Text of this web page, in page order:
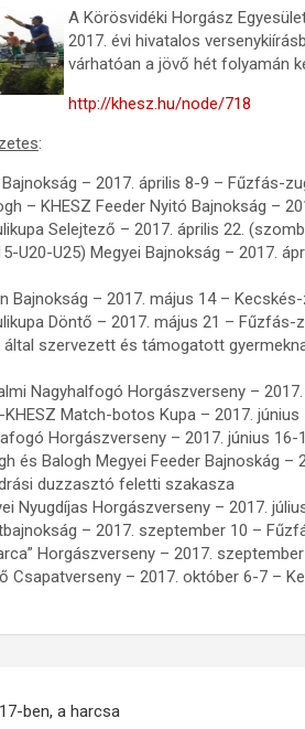
A Körösvidéki Horgász
2017. évi hivatalos
várhatóan a jövő hét folyamán
http://khesz.hu/node/718
:
Bajnokság – 2017. április 8-9 – Fűzfás-
– KHESZ Feeder Nyitó Bajnokság –
Selejtező – 2017. április 22.
U20-U25) Megyei Bajnokság – 2017.
Bajnokság – 2017. május 14 –
Döntő – 2017. május 21 – Fűzfás-
által szervezett és támogatott
Nagyhalfogó Horgászverseny –
Match-botos Kupa – 2017.
Horgászverseny – 2017. június 16-
és Balogh Megyei Feeder Bajnoskág –
duzzasztó feletti szakasza
Nyugdíjas Horgászverseny – 2017.
– 2017. szeptember 10 –
Horgászverseny – 2017.
Csapatverseny – 2017. október 6-7 –
ben, a harcsa